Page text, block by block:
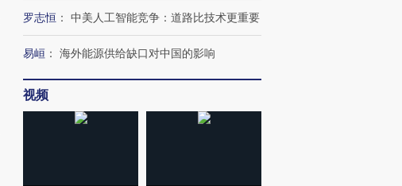
罗志恒 ： 中美人工智能竞争：道路比技术更重要
易峘 ： 海外能源供给缺口对中国的影响
视频